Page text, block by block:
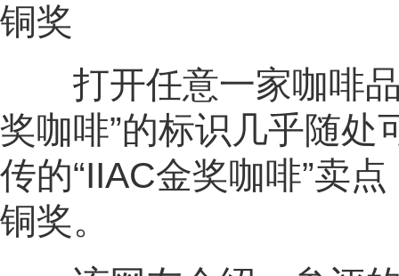
铜奖
打开任意一家咖啡品
奖咖啡”的标识几乎随
传的“IIAC金奖咖啡”卖
铜奖。